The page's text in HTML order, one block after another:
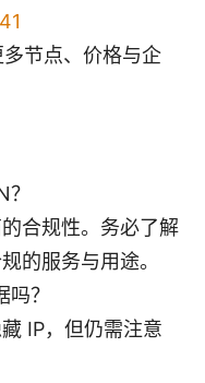
节点、价格与企
合规性。务必了解
的服务与用途。
？
IP，但仍需注意